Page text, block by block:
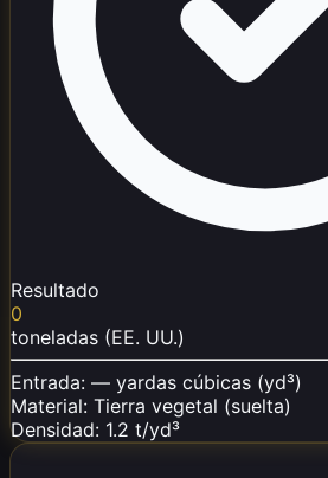
Resultado
0
toneladas (EE. UU.)
Entrada: — yardas cúbicas (yd³)
Material: Tierra vegetal (suelta)
Densidad: 1.2 t/yd³